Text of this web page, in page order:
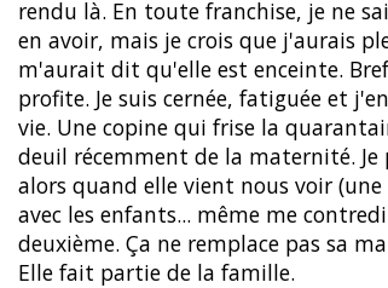
rendu là. En toute franchise, je ne
en avoir, mais je crois que j'aurais
m'aurait dit qu'elle est enceinte.
profite. Je suis cernée, fatiguée et
vie. Une copine qui frise la
deuil récemment de la maternité.
alors quand elle vient nous voir
avec les enfants... même me
deuxième. Ça ne remplace pas sa
Elle fait partie de la famille.